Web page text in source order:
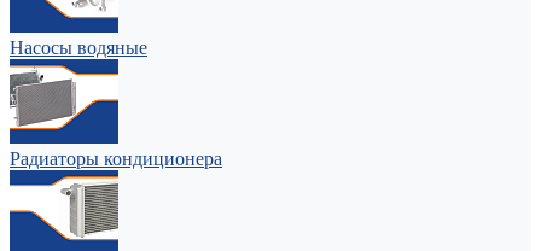
Насосы водяные
Радиаторы кондиционера